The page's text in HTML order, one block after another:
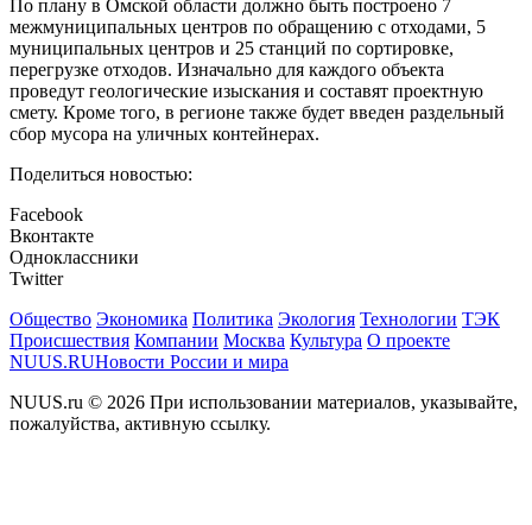
По плану в Омской области должно быть построено 7
межмуниципальных центров по обращению с отходами, 5
муниципальных центров и 25 станций по сортировке,
перегрузке отходов. Изначально для каждого объекта
проведут геологические изыскания и составят проектную
смету. Кроме того, в регионе также будет введен раздельный
сбор мусора на уличных контейнерах.
Поделиться новостью:
Facebook
Вконтакте
Одноклассники
Twitter
Общество Экономика Политика Экология Технологии ТЭК
Происшествия Компании Москва Культура О проекте
NUUS.RUНовости России и мира
NUUS.ru © 2026 При использовании материалов, указывайте,
пожалуйства, активную ссылку.